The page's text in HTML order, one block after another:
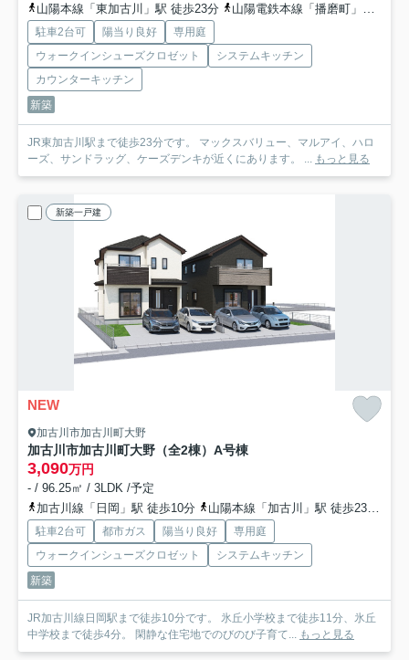
山陽本線「東加古川」駅 徒歩23分
山陽電鉄本線「播磨町」駅 徒歩38分
駐車2台可 陽当り良好
専用庭
ウォークインシューズクロゼット
システムキッチン
カウンターキッチン
新築
JR東加古川駅まで徒歩23分です。 マックスバリュー、マルアイ、ハロ
ーズ、サンドラッグ、ケーズデンキが近くにあります。 ...
もっと見る
新築一戸建
NEW
加古川市加古川町大野
加古川市加古川町大野（全2棟）A号棟
3,090万円
- / 96.25㎡ / 3LDK /予定
加古川線「日岡」駅 徒歩10分
山陽本線「加古川」駅 徒歩23分
駐車2台可 都市ガス 陽当り良好
専用庭
ウォークインシューズクロゼット
システムキッチン
新築
JR加古川線日岡駅まで徒歩10分です。 氷丘小学校まで徒歩11分、氷丘
中学校まで徒歩4分。 閑静な住宅地でのびのび子育て...
もっと見る